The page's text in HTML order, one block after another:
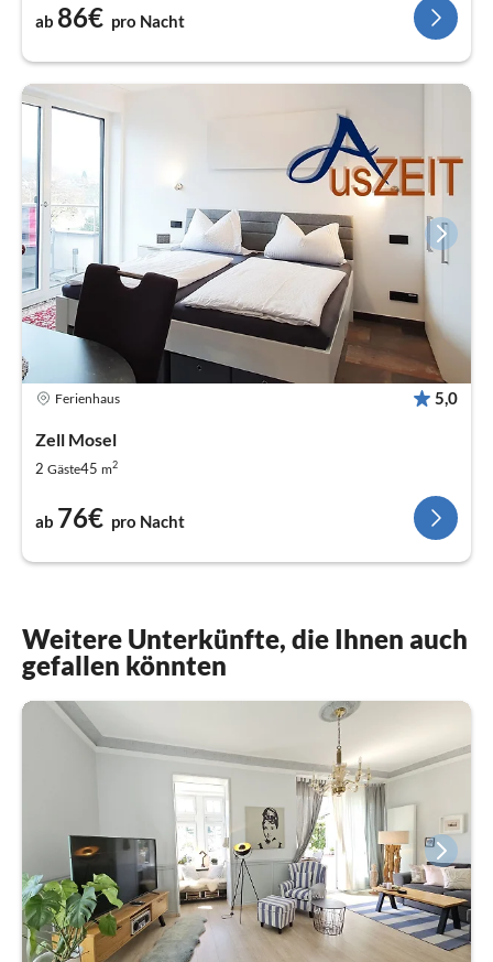
ab 86€ pro Nacht
Ferienhaus 5,0
Zell Mosel
2 Gäste45 m2
ab 76€ pro Nacht
Weitere Unterkünfte, die Ihnen auch
gefallen könnten